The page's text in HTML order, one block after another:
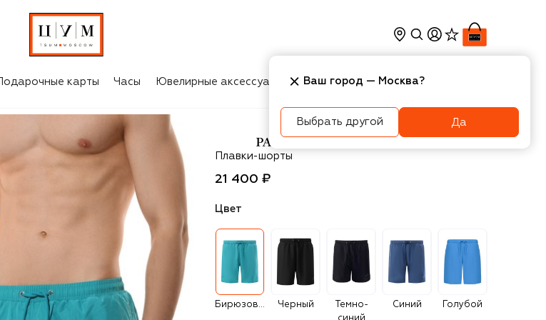
Подарочные карты Часы Ювелирные аксессуары Косметика Интерьер
Paul&Shark
Плавки-шорты
21 400 ₽
Цвет
Бирюзовый Черный
Темно-
Синий Голубой
Ваш город — Москва?
Выбрать другой Да